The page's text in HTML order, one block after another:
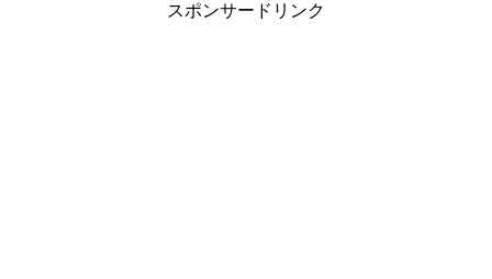
スポンサードリンク